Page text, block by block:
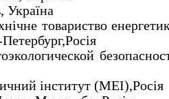
товариство
інститут (МЕІ),Росія